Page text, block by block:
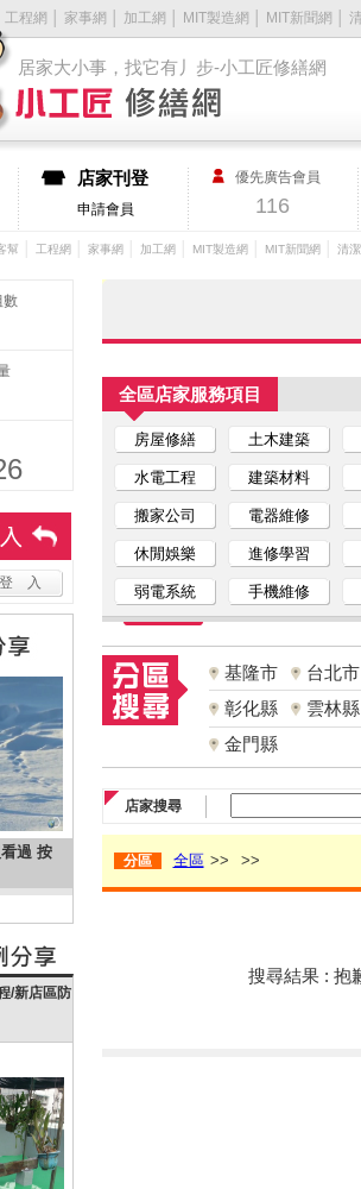
居家大小事，找它有丿步-小工匠修繕網
工程網 家事網 加工網 MIT製造網 MIT新聞網
店家刊登
申請會員
優先廣告會員
116
幫 工程網 家事網 加工網 MIT製造網 MIT新聞網 清
數
過 按
/新店區防
全區店家服務項目
房屋修繕 土木建築
水電工程 建築材料
搬家公司 電器維修
休閒娛樂 進修學習
弱電系統 手機維修
基隆市
台北市
彰化縣
雲林縣
金門縣
店家搜尋
分區 全區 >> >>
搜尋結果 : 抱